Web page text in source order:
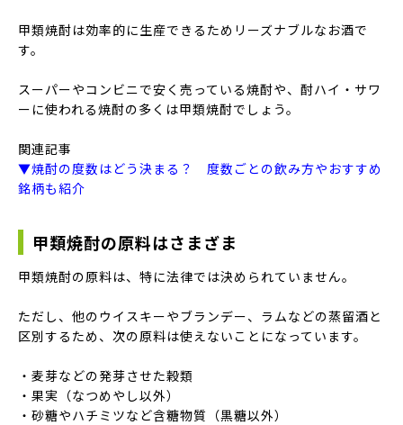
甲類焼酎は効率的に生産できるためリーズナブルなお酒で
す。
スーパーやコンビニで安く売っている焼酎や、酎ハイ・サワ
ーに使われる焼酎の多くは甲類焼酎でしょう。
関連記事
▼焼酎の度数はどう決まる？ 度数ごとの飲み方やおすすめ
銘柄も紹介
甲類焼酎の原料はさまざま
甲類焼酎の原料は、特に法律では決められていません。
ただし、他のウイスキーやブランデー、ラムなどの蒸留酒と
区別するため、次の原料は使えないことになっています。
・麦芽などの発芽させた穀類
・果実（なつめやし以外）
・砂糖やハチミツなど含糖物質（黒糖以外）